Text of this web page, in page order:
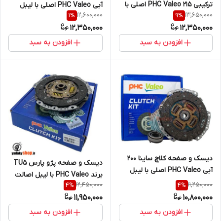
ترکیبی 215 PHC Valeo اصلی با
لیبل اصالت کالا (خرید مستقیم
از واردکننده)
13,650,000
9%
12,350,000
افزودن به سبد
آبی PHC Valeo اصلی با لیبل
اصالت کالا (خرید مستقیم از
واردکننده)
12,600,000
1%
12,350,000
افزودن به سبد
دیسک و صفحه کلاچ ساینا 200
آبی PHC Valeo اصلی با لیبل
اصالت کالا (خرید مستقیم از
واردکننده)
11,250,000
4%
10,800,000
افزودن به سبد
دیسک و صفحه پژو پارس TU5
برند PHC Valeo با لیبل اصالت
کالا (خرید مستقیم از واردکننده)
12,450,000
4%
11,950,000
افزودن به سبد